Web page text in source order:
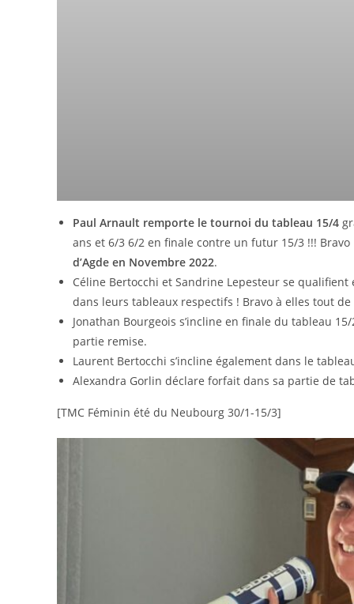
Paul Arnault remporte le tournoi du tableau 15/4
ans et 6/3 6/2 en finale contre un futur 15/3 !!!
d’Agde en Novembre 2022.
Céline Bertocchi et Sandrine Lepesteur se
dans leurs tableaux respectifs ! Bravo à elles tout de
Jonathan Bourgeois s’incline en finale du tableau
partie remise.
Laurent Bertocchi s’incline également dans le
Alexandra Gorlin déclare forfait dans sa partie de
[TMC Féminin été du Neubourg 30/1-15/3]